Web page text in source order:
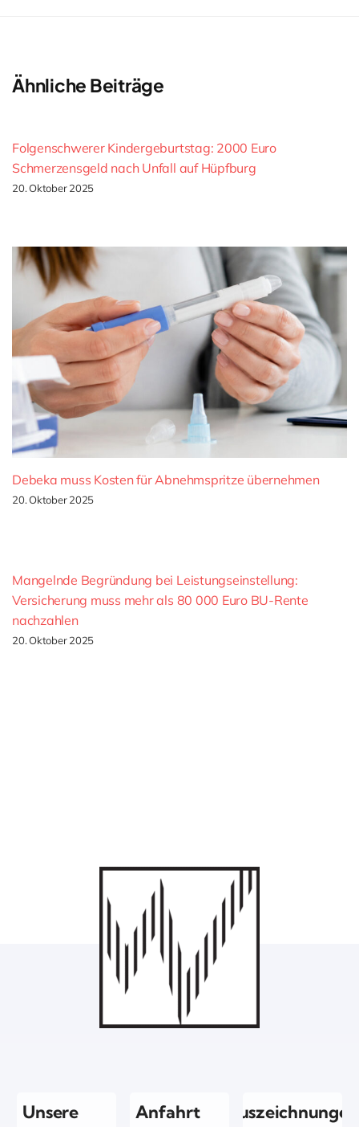
Ähnliche Beiträge
Folgenschwerer Kindergeburtstag: 2000 Euro
Schmerzensgeld nach Unfall auf Hüpfburg
20. Oktober 2025
Debeka muss Kosten für Abnehmspritze übernehmen
20. Oktober 2025
Mangelnde Begründung bei Leistungseinstellung:
Versicherung muss mehr als 80 000 Euro BU-Rente
nachzahlen
20. Oktober 2025
Unsere
Anfahrt Auszeichnungen